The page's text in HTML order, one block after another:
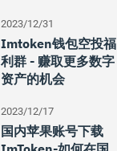
2023/12/31
Imtoken钱包空投福
利群 - 赚取更多数字
资产的机会
2023/12/17
国内苹果账号下载